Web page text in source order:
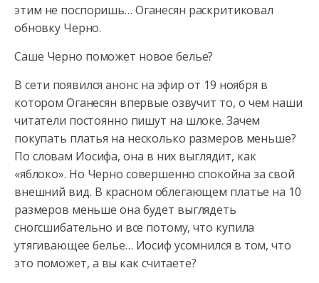
этим не поспоришь… Оганесян раскритиковал
обновку Черно.
Саше Черно поможет новое белье?
В сети появился анонс на эфир от 19 ноября в
котором Оганесян впервые озвучит то, о чем наши
читатели постоянно пишут на шлоке. Зачем
покупать платья на несколько размеров меньше?
По словам Иосифа, она в них выглядит, как
«яблоко». Но Черно совершенно спокойна за свой
внешний вид. В красном облегающем платье на 10
размеров меньше она будет выглядеть
сногсшибательно и все потому, что купила
утягивающее белье… Иосиф усомнился в том, что
это поможет, а вы как считаете?